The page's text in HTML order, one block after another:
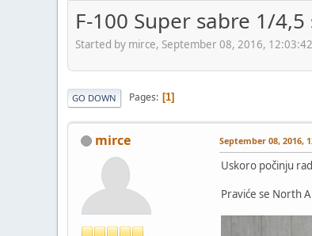
F-100 Super sabre 1/4,5
Started by mirce, September 08, 2016,
GO DOWN Pages 1
mirce September 08, 2016,
Uskoro počinju
Praviće se North